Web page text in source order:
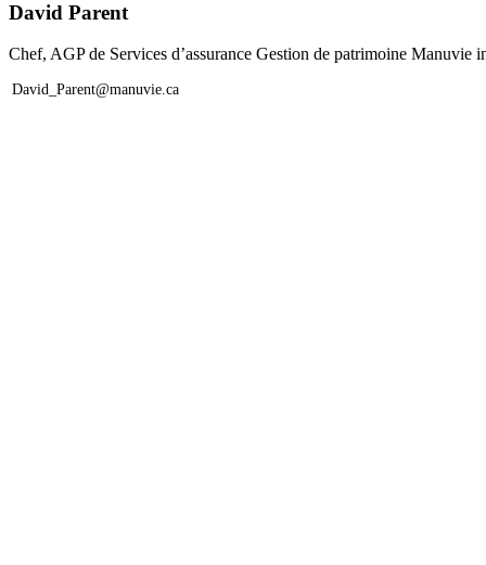
David Parent
Chef, AGP de Services d’assurance Gestion de patrimoine Manuvie
David_Parent@manuvie.ca